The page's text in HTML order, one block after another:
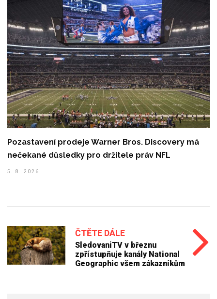
Pozastavení prodeje Warner Bros. Discovery má
nečekané důsledky pro držitele práv NFL
5. 8. 2026
ČTĚTE DÁLE
SledovaniTV v březnu
zpřístupňuje kanály National
Geographic všem zákazníkům